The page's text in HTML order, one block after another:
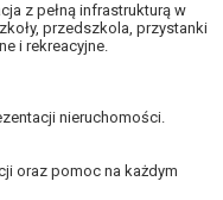
z pełną infrastrukturą w
przedszkola, przystanki
i rekreacyjne.
nieruchomości.
oraz pomoc na każdym